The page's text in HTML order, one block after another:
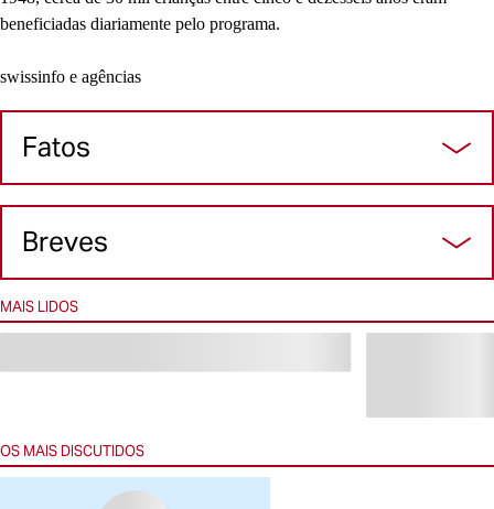
beneficiadas diariamente pelo programa.
swissinfo e agências
Fatos
Breves
MAIS LIDOS
OS MAIS DISCUTIDOS